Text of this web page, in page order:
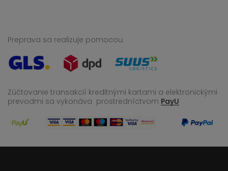
Preprava sa realizuje pomocou:
Zúčtovanie transakcií kreditnými kartami a elektronickými
prevodmi sa vykonáva prostredníctvom PayU